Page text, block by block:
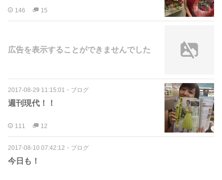
146 15
広告を表示することができませんでした
2017-08-29 11:15:01 ・ ブログ
週刊現代！！
111 12
2017-08-10 07:42:12 ・ ブログ
今日も！